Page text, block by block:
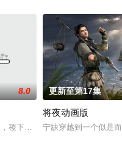
。随着辰南来到央锦国遇到晨
8.0
稷下学院作为王者大陆的最高
更新至第17集
将夜动画版
宁缺穿越到一个似是